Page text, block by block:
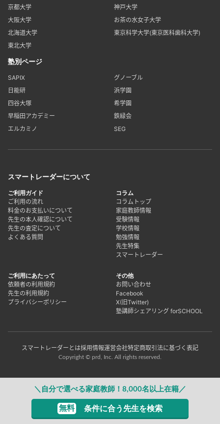
＼自分で選べる家庭教師！8,000名以上在籍／
無料 条件に合う先生を検索
京都大学
神戸大学
大阪大学
お茶の水女子大学
北海道大学
東京科学大学(東京医科歯科大学)
東北大学
塾別ページ
SAPIX
グノーブル
日能研
浜学園
四谷大塚
希学園
早稲田アカデミー
鉄緑会
エルカミノ
SEG
スマートレーダーについて
ご利用ガイド
ご利用の流れ
料金のお支払いについて
先生の本人確認について
先生の査定について
よくある質問
コラム
コラムトップ
家庭教師情報
受験情報
学校情報
勉強情報
先生特集
スマートレーダー
ご利用にあたって
依頼者の利用規約
先生の利用規約
プライバシーポリシー
その他
お問い合わせ
Facebook
X(旧Twitter)
塾講師シェアリング forSCHOOL
スマートレーダーとは採用情報運営会社特定商取引法に基づく表記
Copyright © prd, Inc. All rights reserved.